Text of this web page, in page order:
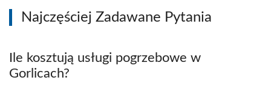
Najczęściej Zadawane Pytania
Ile kosztują usługi pogrzebowe w
Gorlicach?